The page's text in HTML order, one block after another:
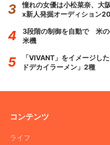
憧れの女優は小松菜奈、
x新人発掘オーディション
3段階の制御を自動で 米の
米機
「VIVANT」をイメージ
ドデカイラーメン」2種
コンテンツ
ライフ